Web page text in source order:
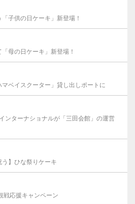
子供の日ケーキ」新登場！
母の日ケーキ」新登場！
ベイスクーター」貸し出しポートに
ンターナショナルが「三田会館」の運営
う】ひな祭りケーキ
戦応援キャンペーン